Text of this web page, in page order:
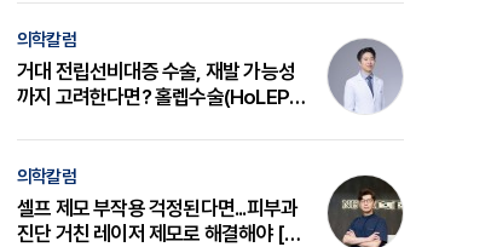
의학칼럼
거대 전립선비대증 수술, 재발 가능성
까지 고려한다면? 홀렙수술(HoLEP)
의학칼럼
셀프 제모 부작용 걱정된다면...피부과
진단 거친 레이저 제모로 해결해야 [변